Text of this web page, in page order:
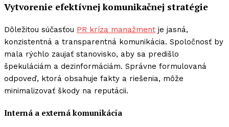
Vytvorenie efektívnej komunikačnej stratégie
Dôležitou súčasťou PR kríza manažment je jasná,
konzistentná a transparentná komunikácia. Spoločnosť by
mala rýchlo zaujať stanovisko, aby sa predišlo
špekuláciám a dezinformáciám. Správne formulovaná
odpoveď, ktorá obsahuje fakty a riešenia, môže
minimalizovať škody na reputácii.
Interná a externá komunikácia